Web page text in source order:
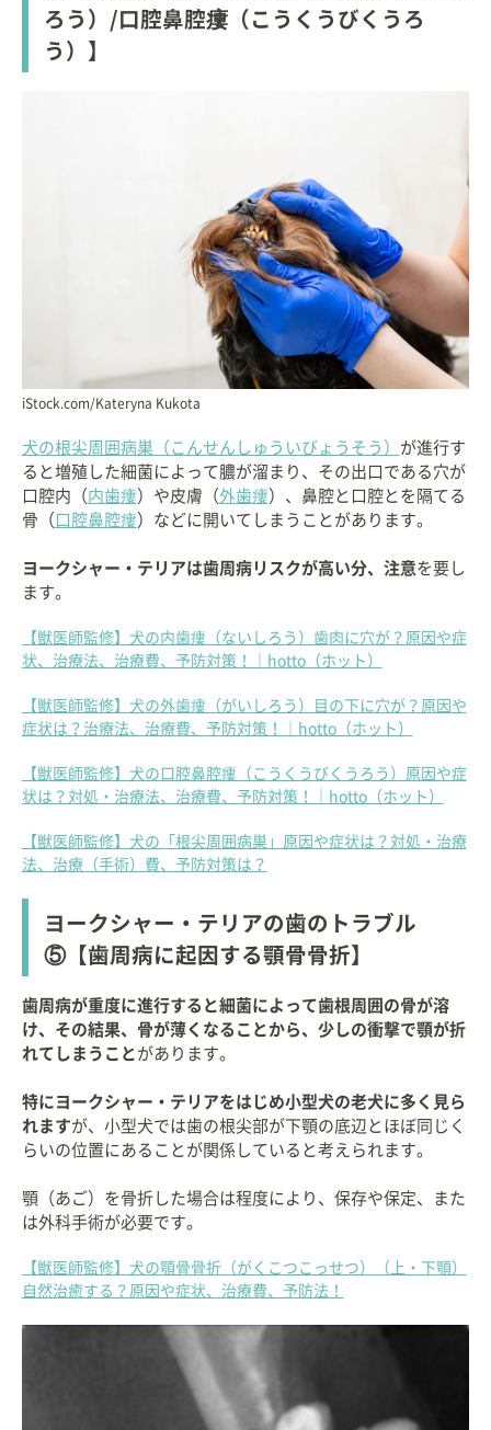
ろう）/口腔鼻腔瘻（こうくうびくうろ
う）】
iStock.com/Kateryna Kukota
犬の根尖周囲病巣（こんせんしゅういびょうそう） が進行す
ると増殖した細菌によって膿が溜まり、その出口である穴が
口腔内（ 内歯瘻）や皮膚（外歯瘻）、鼻腔と口腔とを隔てる
骨（ 口腔鼻腔瘻）などに開いてしまうことがあります。
ヨークシャー・テリアは歯周病リスクが高い分、注意を要し
ます。
【獣医師監修】犬の内歯瘻（ないしろう）歯肉に穴が？原因や症
状、治療法、治療費、予防対策！｜hotto（ホット）
【獣医師監修】犬の外歯瘻（がいしろう）目の下に穴が？原因や
症状は？治療法、治療費、予防対策！｜hotto（ホット）
【獣医師監修】犬の口腔鼻腔瘻（こうくうびくうろう）原因や症
状は？対処・治療法、治療費、予防対策！｜hotto（ホット）
【獣医師監修】犬の「根尖周囲病巣」原因や症状は？対処・治療
法、治療（手術）費、予防対策は？
ヨークシャー・テリアの歯のトラブル
⑤【歯周病に起因する顎骨骨折】
歯周病が重度に進行すると細菌によって歯根周囲の骨が溶
け、その結果、骨が薄くなることから、少しの衝撃で顎が折
れてしまうこと があります。
特にヨークシャー・テリアをはじめ小型犬の老犬に多く見ら
れますが、小型犬では歯の根尖部が下顎の底辺とほぼ同じく
らいの位置にあることが関係していると考えられます。
顎（あご）を骨折した場合は程度により、保存や保定、また
は外科手術が必要です。
【獣医師監修】犬の顎骨骨折（がくこつこっせつ）（上・下顎）
自然治癒する？原因や症状、治療費、予防法！